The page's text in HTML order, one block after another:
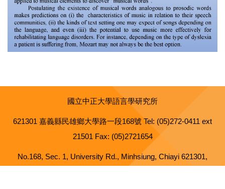
國立中正大學語言學研究所
621301 嘉義縣民雄鄉大學路一段168號 Tel: (05)272-0411 ext
21501 Fax: (05)2721654
No.168, Sec. 1, University Rd., Minhsiung, Chiayi 621301,